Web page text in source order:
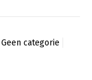
Geen categorie